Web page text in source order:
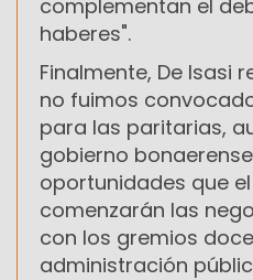
complementan el
haberes".
Finalmente, De Isasi
no fuimos
para las paritarias,
gobierno
oportunidades que
comenzarán las
con los gremios
administración